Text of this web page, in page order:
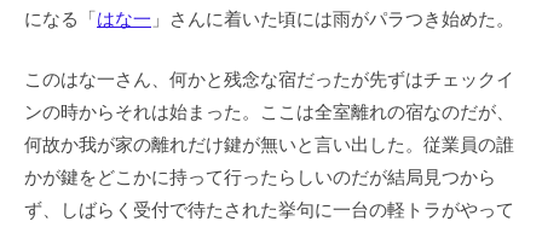
になる「はな一 」さんに着いた頃には雨がパラつき始めた。
このはな一さん、何かと残念な宿だったが先ずはチェックイ
ンの時からそれは始まった。ここは全室離れの宿なのだが、
何故か我が家の離れだけ鍵が無いと言い出した。従業員の誰
かが鍵をどこかに持って行ったらしいのだが結局見つから
ず、しばらく受付で待たされた挙句に一台の軽トラがやって